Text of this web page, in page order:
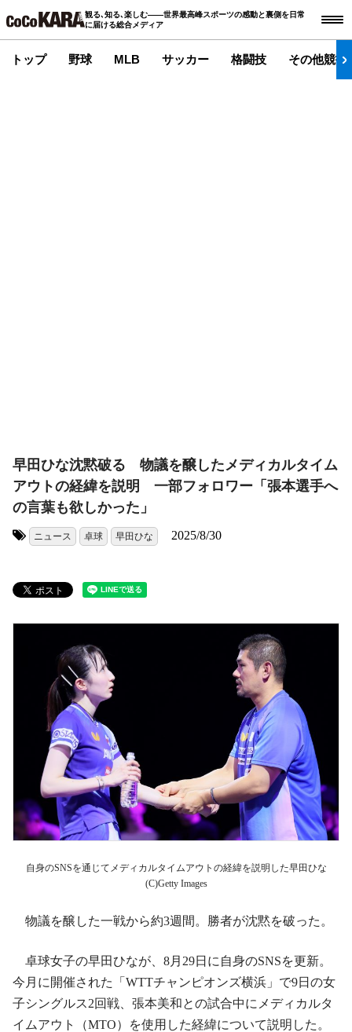
観る､知る､楽しむ――世界最高峰スポーツの感動と裏側を日常
に届ける総合メディア
トップ 野球 MLB サッカー 格闘技 その他競技
早田ひな沈黙破る 物議を醸したメディカルタイム
アウトの経緯を説明 一部フォロワー「張本選手へ
の言葉も欲しかった」
ニュース 卓球 早田ひな 2025/8/30
自身のSNSを通じてメディカルタイムアウトの経緯を説明した早田ひな
(C)Getty Images
物議を醸した一戦から約3週間。勝者が沈黙を破った。
卓球女子の早田ひなが、8月29日に自身のSNSを更新。
今月に開催された「WTTチャンピオンズ横浜」で9日の女
子シングルス2回戦、張本美和との試合中にメディカルタ
イムアウト（MTO）を使用した経緯について説明した。